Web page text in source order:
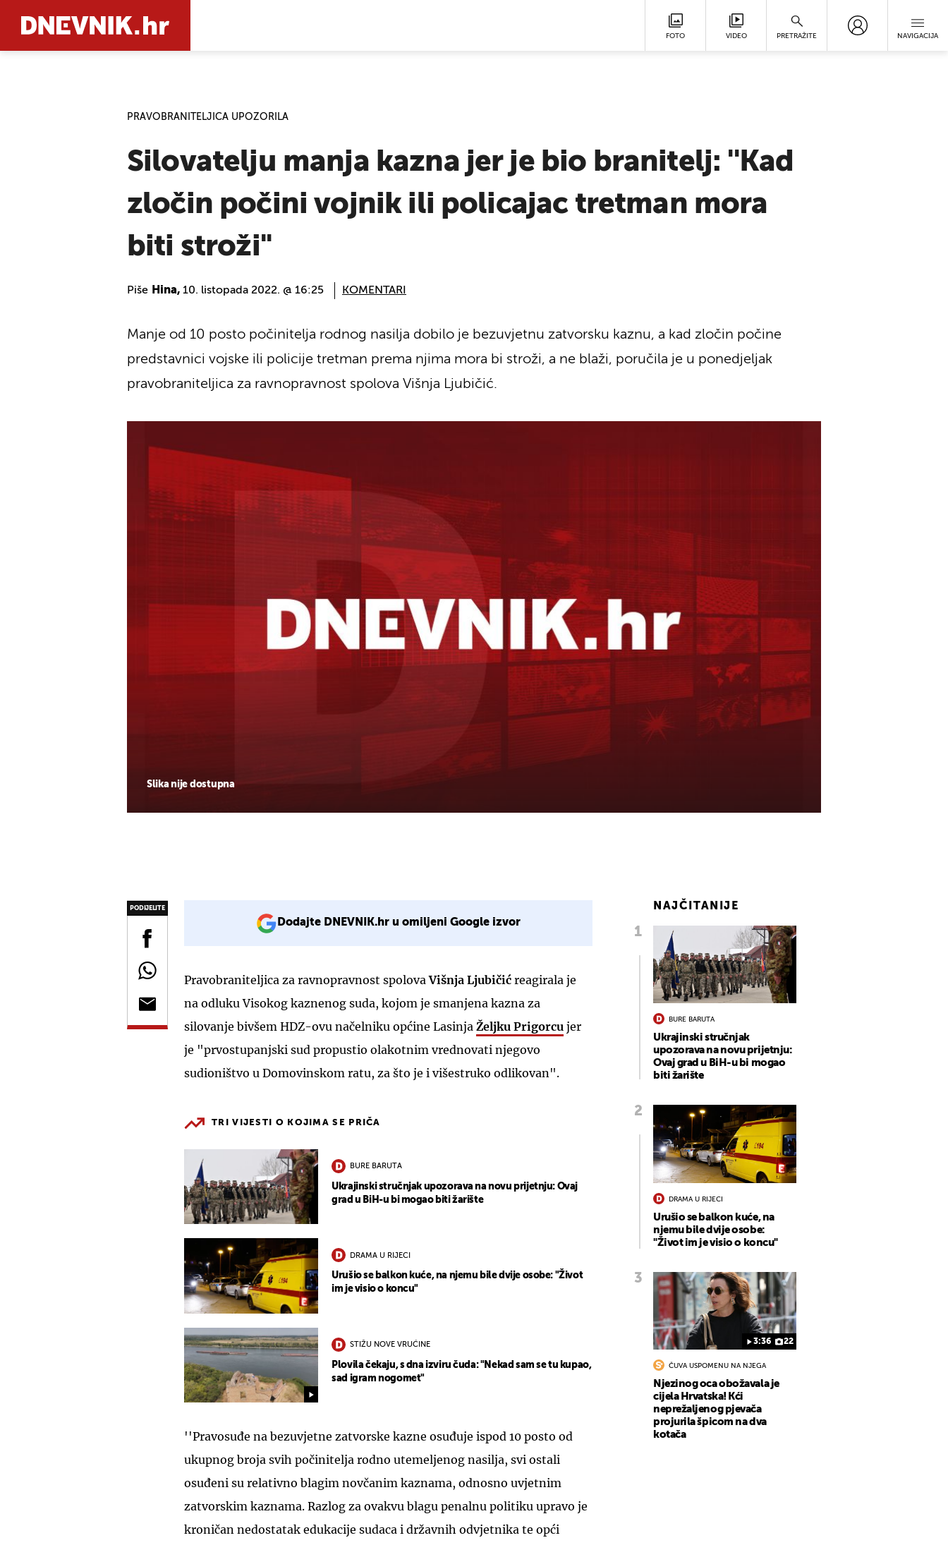
FOTO VIDEO PRETRAŽITE NAVIGACIJA
PRAVOBRANITELJICA UPOZORILA
Silovatelju manja kazna jer je bio branitelj: ''Kad
zločin počini vojnik ili policajac tretman mora
biti stroži''
Piše Hina, 10. listopada 2022. @ 16:25 KOMENTARI
Slika nije dostupna
Manje od 10 posto počinitelja rodnog nasilja dobilo je bezuvjetnu zatvorsku kaznu, a kad zločin počine
predstavnici vojske ili policije tretman prema njima mora bi stroži, a ne blaži, poručila je u ponedjeljak
pravobraniteljica za ravnopravnost spolova Višnja Ljubičić.
PODIJELITE
Dodajte DNEVNIK.hr u omiljeni Google izvor
Pravobraniteljica za ravnopravnost spolovaVišnja Ljubičić reagirala je
na odluku Visokog kaznenog suda, kojom je smanjena kazna za
silovanje bivšem HDZ-ovu načelniku općine Lasinja Željku Prigorcu jer
je "prvostupanjski sud propustio olakotnim vrednovati njegovo
sudioništvo u Domovinskom ratu, za što je i višestruko odlikovan".
TRI VIJESTI O KOJIMA SE PRIČA
BURE BARUTA
Ukrajinski stručnjak upozorava na novu prijetnju: Ovaj
grad u BiH-u bi mogao biti žarište
DRAMA U RIJECI
Urušio se balkon kuće, na njemu bile dvije osobe: "Život
im je visio o koncu"
STIŽU NOVE VRUĆINE
Plovila čekaju, s dna izviru čuda: "Nekad sam se tu kupao,
sad igram nogomet"
''Pravosuđe na bezuvjetne zatvorske kazne osuđuje ispod 10 posto od
ukupnog broja svih počinitelja rodno utemeljenog nasilja, svi ostali
osuđeni su relativno blagim novčanim kaznama, odnosno uvjetnim
zatvorskim kaznama. Razlog za ovakvu blagu penalnu politiku upravo je
kroničan nedostatak edukacije sudaca i državnih odvjetnika te opći
NAJČITANIJE
BURE BARUTA
Ukrajinski stručnjak
upozorava na novu prijetnju:
Ovaj grad u BiH-u bi mogao
biti žarište
DRAMA U RIJECI
Urušio se balkon kuće, na
njemu bile dvije osobe:
"Život im je visio o koncu"
3:36 22
ČUVA USPOMENU NA NJEGA
Njezinog oca obožavala je
cijela Hrvatska! Kći
neprežaljenog pjevača
projurila špicom na dva
kotača